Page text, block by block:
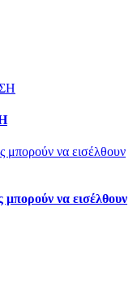
να εισέλθουν